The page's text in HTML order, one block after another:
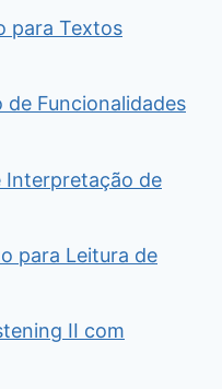
para Textos
Funcionalidades
Interpretação de
para Leitura de
II com